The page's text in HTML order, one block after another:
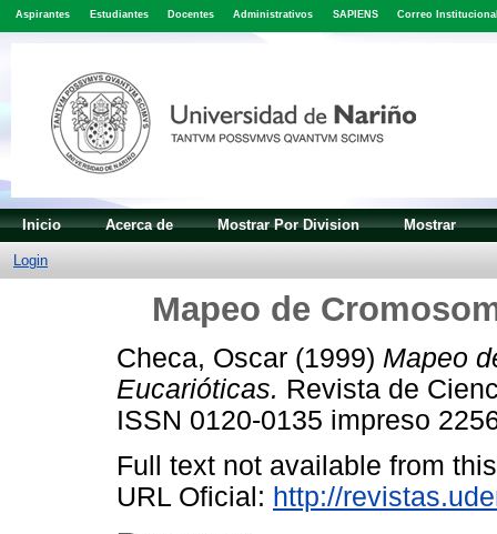
Aspirantes Estudiantes Docentes Administrativos SAPIENS Correo
Inicio Acerca de Mostrar Por Division Mostrar
Login
Mapeo de
Checa, Oscar (1999) Mapeo
Eucarióticas. Revista de
ISSN 0120-0135 impreso
Full text not available from
URL Oficial: http://